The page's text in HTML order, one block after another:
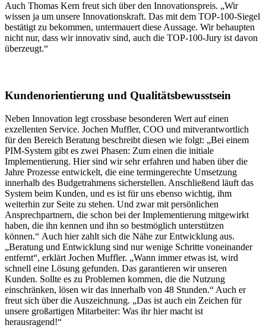
Auch Thomas Kern freut sich über den Innovationspreis. „Wir
wissen ja um unsere Innovationskraft. Das mit dem TOP-100-Siegel
bestätigt zu bekommen, untermauert diese Aussage. Wir behaupten
nicht nur, dass wir innovativ sind, auch die TOP-100-Jury ist davon
überzeugt.“
Kundenorientierung und Qualitätsbewusstsein
Neben Innovation legt crossbase besonderen Wert auf einen
exzellenten Service. Jochen Muffler, COO und mitverantwortlich
für den Bereich Beratung beschreibt diesen wie folgt: „Bei einem
PIM-System gibt es zwei Phasen: Zum einen die initiale
Implementierung. Hier sind wir sehr erfahren und haben über die
Jahre Prozesse entwickelt, die eine termingerechte Umsetzung
innerhalb des Budgetrahmens sicherstellen. Anschließend läuft das
System beim Kunden, und es ist für uns ebenso wichtig, ihm
weiterhin zur Seite zu stehen. Und zwar mit persönlichen
Ansprechpartnern, die schon bei der Implementierung mitgewirkt
haben, die ihn kennen und ihn so bestmöglich unterstützen
können.“ Auch hier zahlt sich die Nähe zur Entwicklung aus.
„Beratung und Entwicklung sind nur wenige Schritte voneinander
entfernt“, erklärt Jochen Muffler. „Wann immer etwas ist, wird
schnell eine Lösung gefunden. Das garantieren wir unseren
Kunden. Sollte es zu Problemen kommen, die die Nutzung
einschränken, lösen wir das innerhalb von 48 Stunden.“ Auch er
freut sich über die Auszeichnung. „Das ist auch ein Zeichen für
unsere großartigen Mitarbeiter: Was ihr hier macht ist
herausragend!“